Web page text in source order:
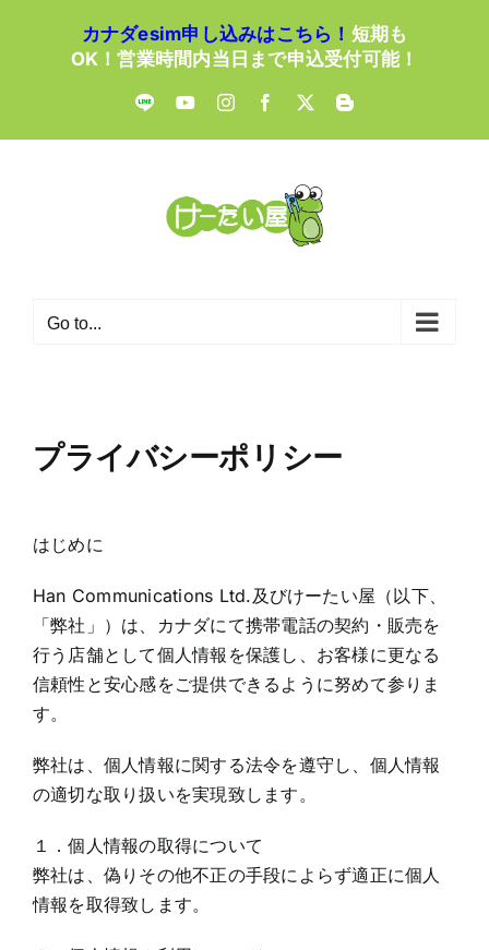
カナダesim申し込みはこちら！ 短期も
OK！営業時間内当日まで申込受付可能！
LINE YouTubeInstagramFacebook
X Blogger
Go to...
プライバシーポリシー
はじめに
Han Communications Ltd.及びけーたい屋（以下、
「弊社」）は、カナダにて携帯電話の契約・販売を
行う店舗として個人情報を保護し、お客様に更なる
信頼性と安心感をご提供できるように努めて参りま
す。
弊社は、個人情報に関する法令を遵守し、個人情報
の適切な取り扱いを実現致します。
１．個人情報の取得について
弊社は、偽りその他不正の手段によらず適正に個人
情報を取得致します。